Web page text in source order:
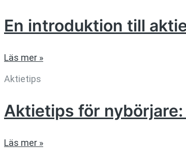
En introduktion till
Läs mer »
Aktietips
Aktietips för
Läs mer »